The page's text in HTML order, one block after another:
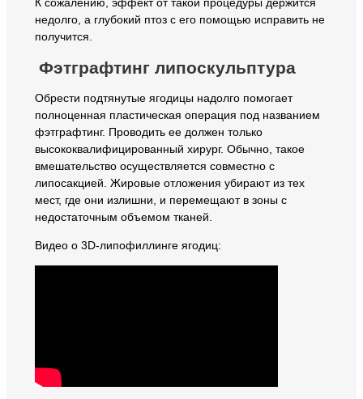
недолго, а глубокий птоз с его помощью исправить не
получится.
Фэтграфтинг липоскульптура
Обрести подтянутые ягодицы надолго помогает
полноценная пластическая операция под названием
фэтграфтинг. Проводить ее должен только
высококвалифицированный хирург. Обычно, такое
вмешательство осуществляется совместно с
липосакцией. Жировые отложения убирают из тех
мест, где они излишни, и перемещают в зоны с
недостаточным объемом тканей.
Видео о 3D-липофиллинге ягодиц: